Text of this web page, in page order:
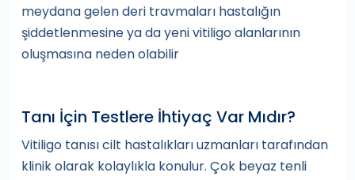
meydana gelen deri travmaları hastalığın
şiddetlenmesine ya da yeni vitiligo alanlarının
oluşmasına neden olabilir
Tanı İçin Testlere İhtiyaç Var Mıdır?
Vitiligo tanısı cilt hastalıkları uzmanları tarafından
klinik olarak kolaylıkla konulur. Çok beyaz tenli